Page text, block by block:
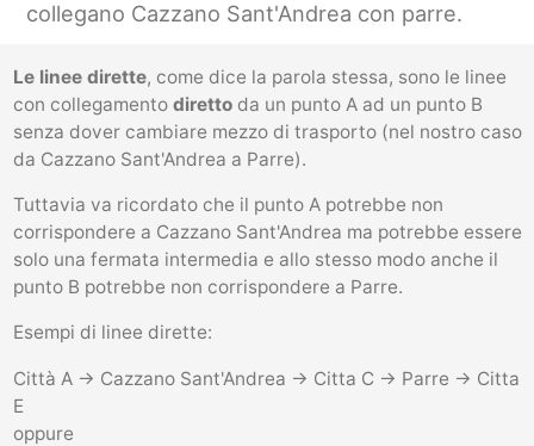
collegano Cazzano Sant'Andrea con parre.
Le linee dirette, come dice la parola stessa, sono le linee
con collegamento direttoda un punto A ad un punto B
senza dover cambiare mezzo di trasporto (nel nostro caso
da Cazzano Sant'Andrea a Parre).
Tuttavia va ricordato che il punto A potrebbe non
corrispondere a Cazzano Sant'Andrea ma potrebbe essere
solo una fermata intermedia e allo stesso modo anche il
punto B potrebbe non corrispondere a Parre.
Esempi di linee dirette:
Città A -> Cazzano Sant'Andrea -> Citta C -> Parre -> Citta
E
oppure